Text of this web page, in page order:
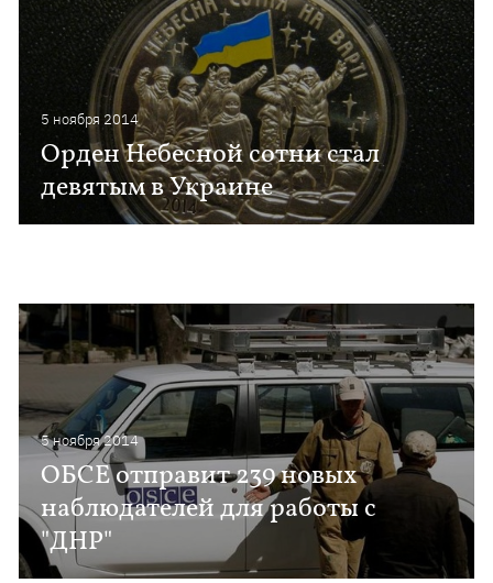
5 ноября 2014
Орден Небесной сотни стал
девятым в Украине
5 ноября 2014
ОБСЕ отправит 239 новых
наблюдателей для работы с
"ДНР"